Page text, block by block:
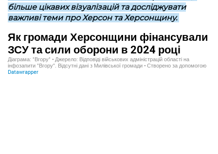
більше цікавих візуалізацій та досліджувати
важливі теми про Херсон та Херсонщину.